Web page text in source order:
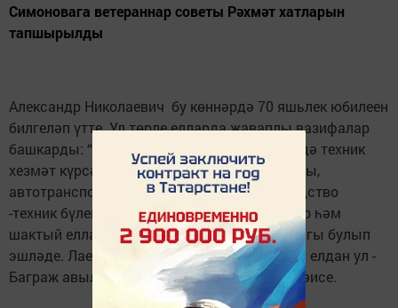
Симоновага ветераннар советы Рәхмәт хатларын
тапшырылды
Александр Николаевич бу көннәрдә 70 яшьлек юбилеен
билгеләп үтте. Ул төрле елларда җаваплы вазифалар
башкарды: “Сельхозтехника” берләшмәсендә техник
хезмәт күрсәтү буенча директор урынбасары,
автотранспорт предприятиесендә производство
-техник бүлек башлыгы, соңрак баш инженер һәм
шактый еллар Баграж авыл җирлеге башлыгы булып
эшләде. Лаеклы ялга да шуннан китте. 2013 елдан ул -
Баграж авыл җирлеге ветераннар советы рәисе.